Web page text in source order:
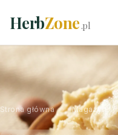
HerbZone.pl
Strona główna › Magazyn ›